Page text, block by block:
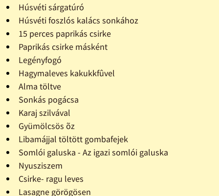
Húsvéti sárgatúró
Húsvéti foszlós kalács sonkához
15 perces paprikás csirke
Paprikás csirke másként
Legényfogó
Hagymaleves kakukkfûvel
Alma töltve
Sonkás pogácsa
Karaj szilvával
Gyümölcsös õz
Libamájjal töltött gombafejek
Somlói galuska - Az igazi somlói galuska
Nyusziszem
Csirke- ragu leves
Lasagne görögösen